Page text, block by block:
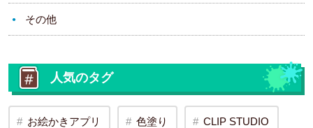
その他
人気のタグ
お絵かきアプリ 色塗り CLIP STUDIO